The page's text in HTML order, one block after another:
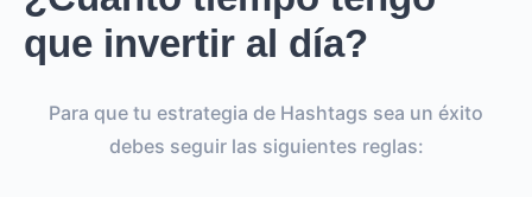
que invertir al día?
Para que tu estrategia de Hashtags sea un éxito
debes seguir las siguientes reglas: